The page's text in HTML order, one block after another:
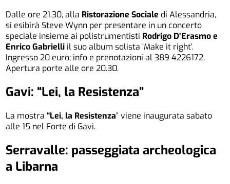
Dalle ore 21.30, alla Ristorazione Sociale di Alessandria,
si esibirà Steve Wynn per presentare in un concerto
speciale insieme ai polistrumentisti Rodrigo D’Erasmo e
Enrico Gabrielli il suo album solista ‘Make it right’.
Ingresso 20 euro; info e prenotazioni al 389 4226172.
Apertura porte alle ore 20.30.
Gavi: “Lei, la Resistenza”
La mostra“Lei, la Resistenza” viene inaugurata sabato
alle 15 nel Forte di Gavi.
Serravalle: passeggiata archeologica
a Libarna